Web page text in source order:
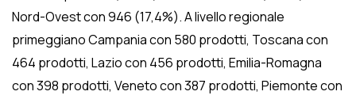
Nord-Ovest con 946 (17,4%). A livello regionale
primeggiano Campania con 580 prodotti, Toscana con
464 prodotti, Lazio con 456 prodotti, Emilia-Romagna
con 398 prodotti, Veneto con 387 prodotti, Piemonte con